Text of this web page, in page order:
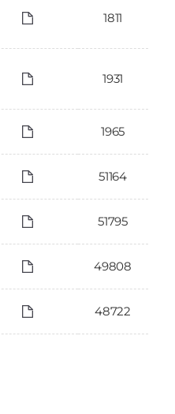
1811
1931
1965
51164
51795
49808
48722